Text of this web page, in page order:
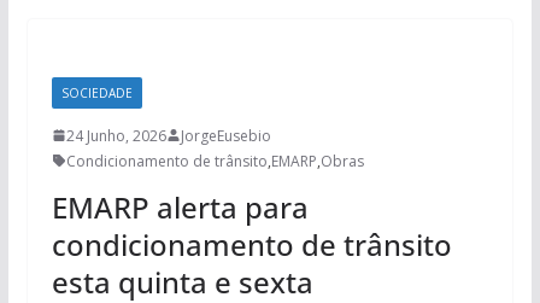
SOCIEDADE
24 Junho, 2026
JorgeEusebio
Condicionamento de trânsito,EMARP,Obras
EMARP alerta para
condicionamento de trânsito
esta quinta e sexta